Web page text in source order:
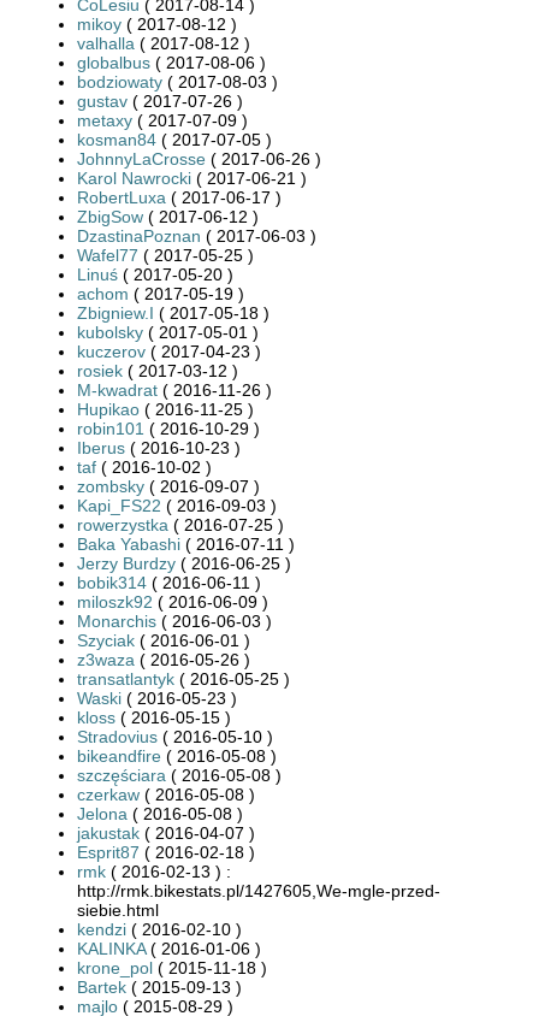
CoLesiu ( 2017-08-14 )
mikoy ( 2017-08-12 )
valhalla ( 2017-08-12 )
globalbus ( 2017-08-06 )
bodziowaty ( 2017-08-03 )
gustav ( 2017-07-26 )
metaxy ( 2017-07-09 )
kosman84 ( 2017-07-05 )
JohnnyLaCrosse ( 2017-06-26 )
Karol Nawrocki ( 2017-06-21 )
RobertLuxa ( 2017-06-17 )
ZbigSow ( 2017-06-12 )
DzastinaPoznan ( 2017-06-03 )
Wafel77 ( 2017-05-25 )
Linuś ( 2017-05-20 )
achom ( 2017-05-19 )
Zbigniew.I ( 2017-05-18 )
kubolsky ( 2017-05-01 )
kuczerov ( 2017-04-23 )
rosiek ( 2017-03-12 )
M-kwadrat ( 2016-11-26 )
Hupikao ( 2016-11-25 )
robin101 ( 2016-10-29 )
Iberus ( 2016-10-23 )
taf ( 2016-10-02 )
zombsky ( 2016-09-07 )
Kapi_FS22 ( 2016-09-03 )
rowerzystka ( 2016-07-25 )
Baka Yabashi ( 2016-07-11 )
Jerzy Burdzy ( 2016-06-25 )
bobik314 ( 2016-06-11 )
miloszk92 ( 2016-06-09 )
Monarchis ( 2016-06-03 )
Szyciak ( 2016-06-01 )
z3waza ( 2016-05-26 )
transatlantyk ( 2016-05-25 )
Waski ( 2016-05-23 )
kloss ( 2016-05-15 )
Stradovius ( 2016-05-10 )
bikeandfire ( 2016-05-08 )
szczęściara ( 2016-05-08 )
czerkaw ( 2016-05-08 )
Jelona ( 2016-05-08 )
jakustak ( 2016-04-07 )
Esprit87 ( 2016-02-18 )
rmk ( 2016-02-13 ) :
http://rmk.bikestats.pl/1427605,We-mgle-przed-
siebie.html
kendzi ( 2016-02-10 )
KALINKA( 2016-01-06 )
krone_pol ( 2015-11-18 )
Bartek ( 2015-09-13 )
majlo ( 2015-08-29 )